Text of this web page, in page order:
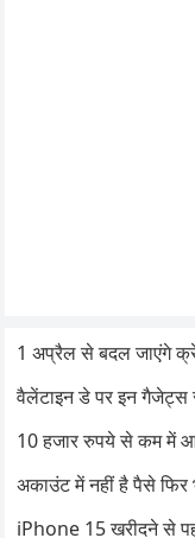
1 अप्रैल से बदल जाएंगे
वैलेंटाइन डे पर इन गैजेट्स
10 हजार रुपये से कम में
अकाउंट में नहीं है पैसे
iPhone 15 खरीदने से